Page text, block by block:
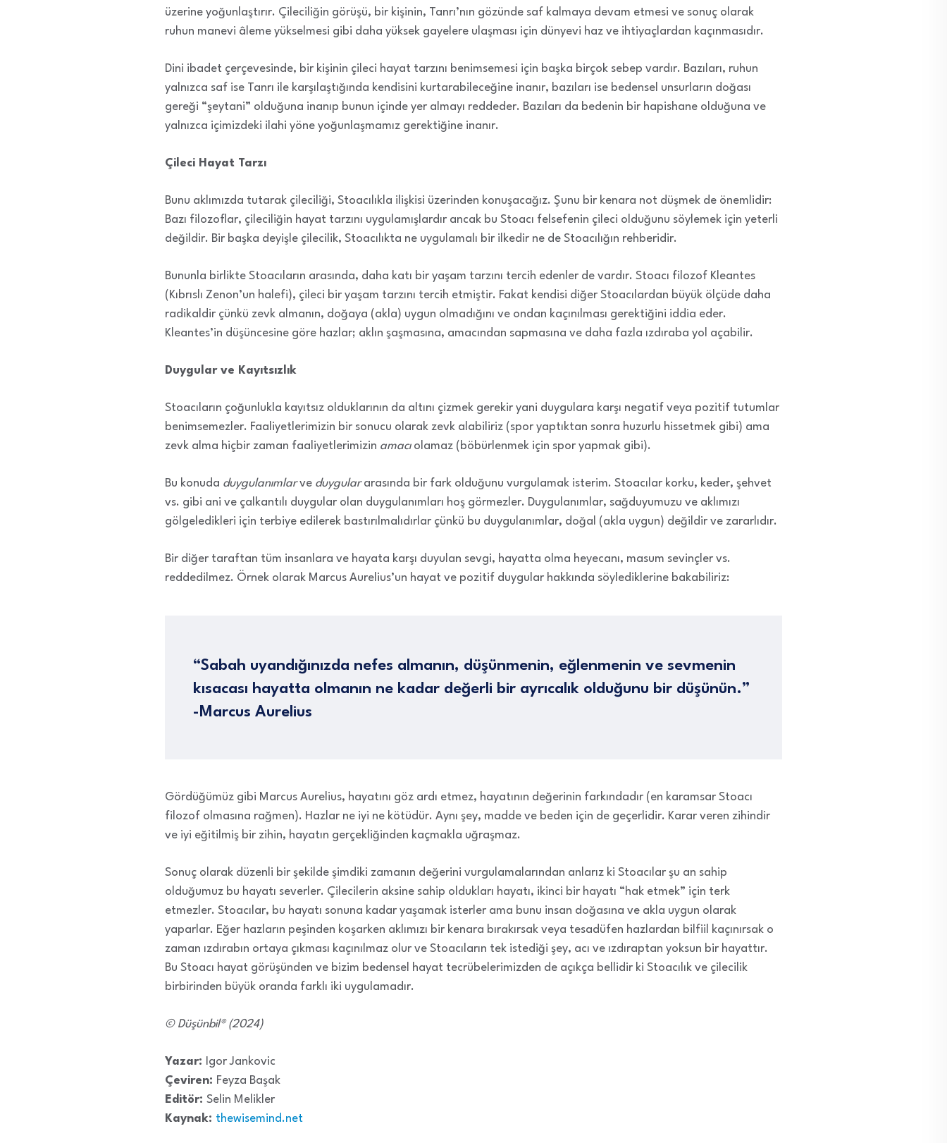
üzerine yoğunlaştırır. Çileciliğin görüşü, bir kişinin, Tanrı’nın gözünde saf kalmaya devam etmesi ve sonuç olarak
ruhun manevi âleme yükselmesi gibi daha yüksek gayelere ulaşması için dünyevi haz ve ihtiyaçlardan kaçınmasıdır.
Dini ibadet çerçevesinde, bir kişinin çileci hayat tarzını benimsemesi için başka birçok sebep vardır. Bazıları, ruhun
yalnızca saf ise Tanrı ile karşılaştığında kendisini kurtarabileceğine inanır, bazıları ise bedensel unsurların doğası
gereği “şeytani” olduğuna inanıp bunun içinde yer almayı reddeder. Bazıları da bedenin bir hapishane olduğuna ve
yalnızca içimizdeki ilahi yöne yoğunlaşmamız gerektiğine inanır.
Çileci Hayat Tarzı
Bunu aklımızda tutarak çileciliği, Stoacılıkla ilişkisi üzerinden konuşacağız. Şunu bir kenara not düşmek de önemlidir:
Bazı filozoflar, çileciliğin hayat tarzını uygulamışlardır ancak bu Stoacı felsefenin çileci olduğunu söylemek için yeterli
değildir. Bir başka deyişle çilecilik, Stoacılıkta ne uygulamalı bir ilkedir ne de Stoacılığın rehberidir.
Bununla birlikte Stoacıların arasında, daha katı bir yaşam tarzını tercih edenler de vardır. Stoacı filozof Kleantes
(Kıbrıslı Zenon’un halefi), çileci bir yaşam tarzını tercih etmiştir. Fakat kendisi diğer Stoacılardan büyük ölçüde daha
radikaldir çünkü zevk almanın, doğaya (akla) uygun olmadığını ve ondan kaçınılması gerektiğini iddia eder.
Kleantes’in düşüncesine göre hazlar; aklın şaşmasına, amacından sapmasına ve daha fazla ızdıraba yol açabilir.
Duygular ve Kayıtsızlık
Stoacıların çoğunlukla kayıtsız olduklarının da altını çizmek gerekir yani duygulara karşı negatif veya pozitif tutumlar
benimsemezler. Faaliyetlerimizin bir sonucu olarak zevk alabiliriz (spor yaptıktan sonra huzurlu hissetmek gibi) ama
zevk alma hiçbir zaman faaliyetlerimizin amacıolamaz (böbürlenmek için spor yapmak gibi).
Bu konuda duygulanımlarve duygulararasında bir fark olduğunu vurgulamak isterim. Stoacılar korku, keder, şehvet
vs. gibi ani ve çalkantılı duygular olan duygulanımları hoş görmezler. Duygulanımlar, sağduyumuzu ve aklımızı
gölgeledikleri için terbiye edilerek bastırılmalıdırlar çünkü bu duygulanımlar, doğal (akla uygun) değildir ve zararlıdır.
Bir diğer taraftan tüm insanlara ve hayata karşı duyulan sevgi, hayatta olma heyecanı, masum sevinçler vs.
reddedilmez. Örnek olarak Marcus Aurelius’un hayat ve pozitif duygular hakkında söylediklerine bakabiliriz:
“Sabah uyandığınızda nefes almanın, düşünmenin, eğlenmenin ve sevmenin
kısacası hayatta olmanın ne kadar değerli bir ayrıcalık olduğunu bir düşünün.”
-Marcus Aurelius
Gördüğümüz gibi Marcus Aurelius, hayatını göz ardı etmez, hayatının değerinin farkındadır (en karamsar Stoacı
filozof olmasına rağmen). Hazlar ne iyi ne kötüdür. Aynı şey, madde ve beden için de geçerlidir. Karar veren zihindir
ve iyi eğitilmiş bir zihin, hayatın gerçekliğinden kaçmakla uğraşmaz.
Sonuç olarak düzenli bir şekilde şimdiki zamanın değerini vurgulamalarından anlarız ki Stoacılar şu an sahip
olduğumuz bu hayatı severler. Çilecilerin aksine sahip oldukları hayatı, ikinci bir hayatı “hak etmek” için terk
etmezler. Stoacılar, bu hayatı sonuna kadar yaşamak isterler ama bunu insan doğasına ve akla uygun olarak
yaparlar. Eğer hazların peşinden koşarken aklımızı bir kenara bırakırsak veya tesadüfen hazlardan bilfiil kaçınırsak o
zaman ızdırabın ortaya çıkması kaçınılmaz olur ve Stoacıların tek istediği şey, acı ve ızdıraptan yoksun bir hayattır.
Bu Stoacı hayat görüşünden ve bizim bedensel hayat tecrübelerimizden de açıkça bellidir ki Stoacılık ve çilecilik
birbirinden büyük oranda farklı iki uygulamadır.
© Düşünbil® (2024)
Yazar:
Igor Jankovic
Çeviren: Feyza Başak
Editör: Selin Melikler
Kaynak: thewisemind.net